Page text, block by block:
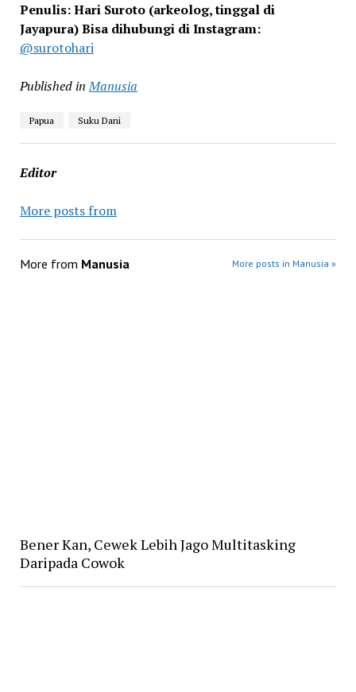
Penulis: Hari Suroto (arkeolog, tinggal di
Jayapura) Bisa dihubungi di Instagram:
@surotohari
Published in Manusia
Papua Suku Dani
Editor
More posts from
More from Manusia More posts in Manusia »
Bener Kan, Cewek Lebih Jago Multitasking
Daripada Cowok